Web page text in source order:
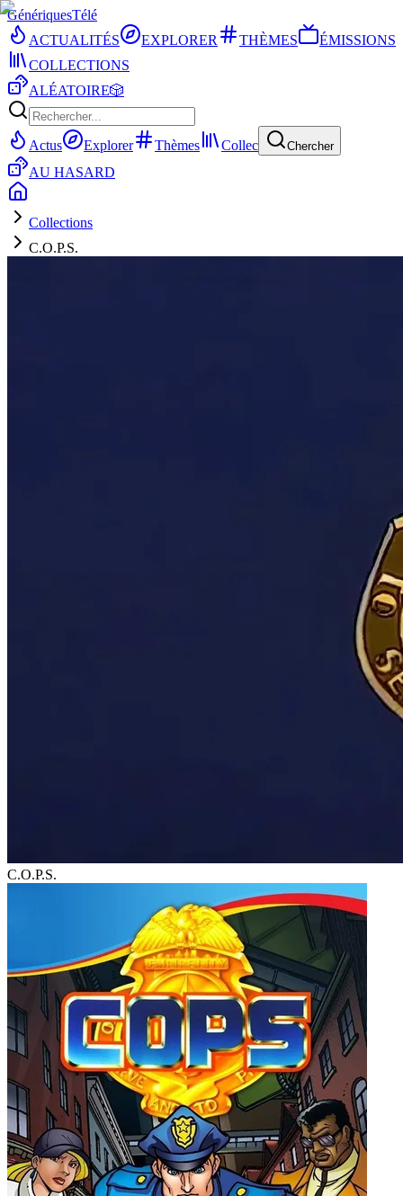
GénériquesTélé
ACTUALITÉS
EXPLORER THÈMES
ÉMISSIONS
COLLECTIONS
ALÉATOIRE🎲
Actus Explorer Thèmes Collec Chercher
AU HASARD
Collections
C.O.P.S.
C.O.P.S.